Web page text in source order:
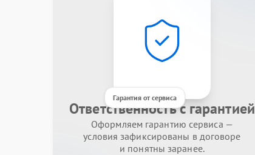
Гарантия от сервиса
Ответственность с гарантией
Оформляем гарантию сервиса —
условия зафиксированы в договоре
и понятны заранее.